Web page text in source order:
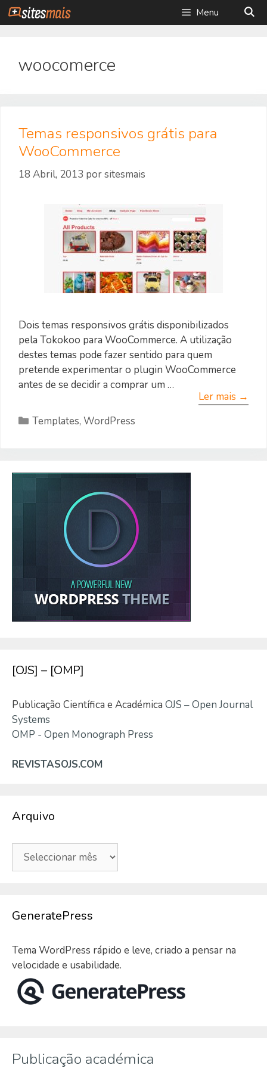
Saltar
para
Menu
woocomerce
Temas responsivos grátis para
WooCommerce
18 Abril, 2013 porsitesmais
Dois temas responsivos grátis disponibilizados
pela Tokokoo para WooCommerce. A utilização
destes temas pode fazer sentido para quem
pretende experimentar o plugin WooCommerce
antes de se decidir a comprar um …
Ler mais →
Categorias
Templates,WordPress
[OJS] – [OMP]
Publicação Científica e Académica OJS – Open Journal
Systems
OMP - Open Monograph Press
REVISTASOJS.COM
Arquivo
Arquivo
GeneratePress
Tema WordPress rápido e leve, criado a pensar na
velocidade e usabilidade.
Publicação académica